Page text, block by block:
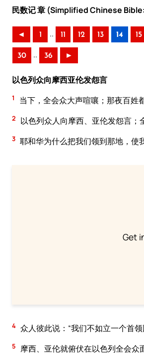
民数记 章 (Simplified Chinese
◄ 1 .. 11 12 13 14 15
30 .. 36 ►
以色列众向摩西亚伦发怨言
1 当下，全会众大声喧嚷；那夜百姓
2 以色列众人向摩西、亚伦发怨言；
3 耶和华为什么把我们领到那地，使
Get
4 众人彼此说：“我们不如立一个首
5 摩西、亚伦就俯伏在以色列全会众